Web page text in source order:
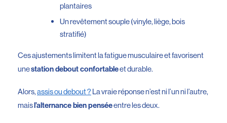
plantaires
Un revêtement souple (vinyle, liège, bois
stratifié)
Ces ajustements limitent la fatigue musculaire et favorisent
unestation debout confortableet durable.
Alors,assis ou debout ? La vraie réponse n’est ni l’un ni l’autre,
mais l’alternance bien penséeentre les deux.